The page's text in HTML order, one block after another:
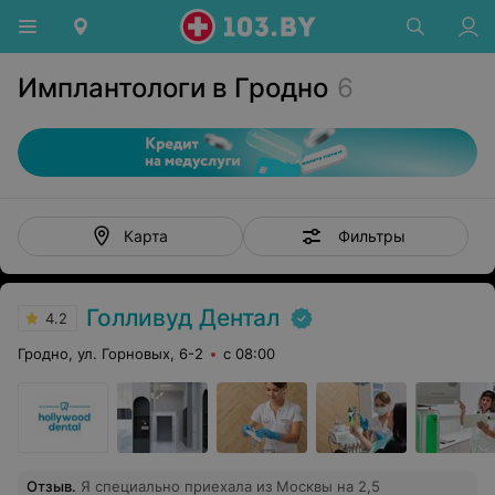
Имплантологи в Гродно 6
Карта Фильтры
4.2 Голливуд Дентал
Гродно, ул. Горновых, 6-2 с 08:00
Отзыв. Я специально приехала из Москвы на 2,5